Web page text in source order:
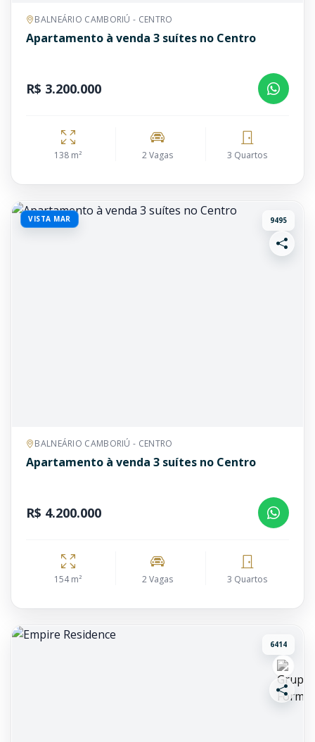
BALNEÁRIO CAMBORIÚ - CENTRO
Apartamento à venda 3 suítes no Centro
R$ 3.200.000
138 m² 2 Vagas 3 Quartos
VISTA MAR 9495
BALNEÁRIO CAMBORIÚ - CENTRO
Apartamento à venda 3 suítes no Centro
R$ 4.200.000
154 m² 2 Vagas 3 Quartos
6414